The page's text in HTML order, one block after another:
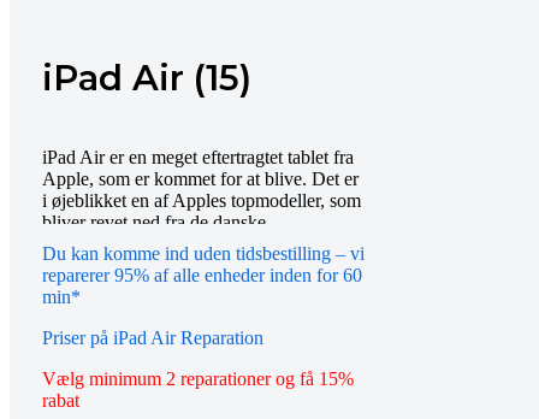
iPad Air (15)
iPad Air er en meget eftertragtet tablet fra
Apple, som er kommet for at blive. Det er
i øjeblikket en af Apples topmodeller, som
bliver revet ned fra de danske
butikshylder. Er din iPad Air kommet til
skade, kan vi naturligvis hjælpe dig med
at komme skaden til livs. Vi udfører alle
typer iPad reparationer og bruger kun
originale reservedele, som er din garanti
for et godt stykke arbejde.
På denne side kan du nemt og hurtigt
Du kan komme ind uden tidsbestilling – vi
reparerer 95% af alle enheder inden for 60
min*
Priser på iPad Air Reparation
Vælg minimum 2 reparationer og få 15%
rabat